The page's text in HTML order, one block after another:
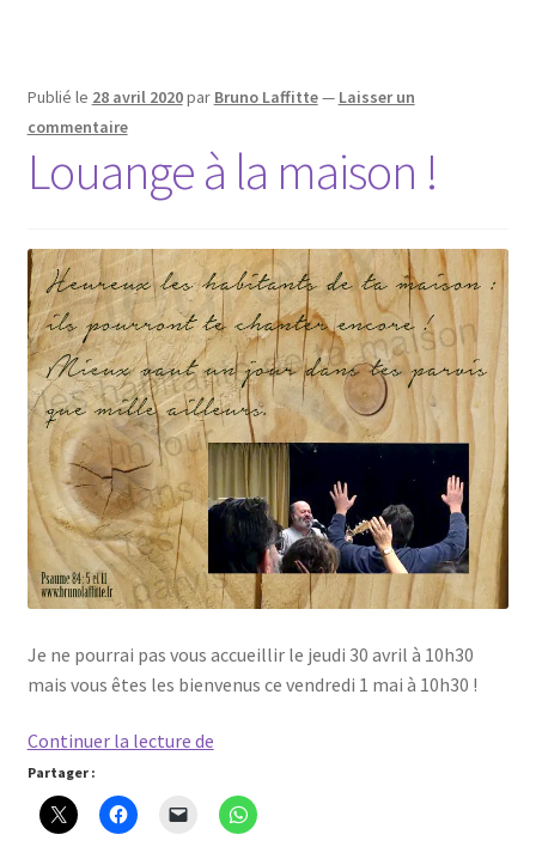
Publié le 28 avril 2020par Bruno Laffitte— Laisser un
commentaire
Louange à la maison !
Je ne pourrai pas vous accueillir le jeudi 30 avril à 10h30
mais vous êtes les bienvenus ce vendredi 1 mai à 10h30 !
Continuer la lecture deLouange
la
maison
Partager :